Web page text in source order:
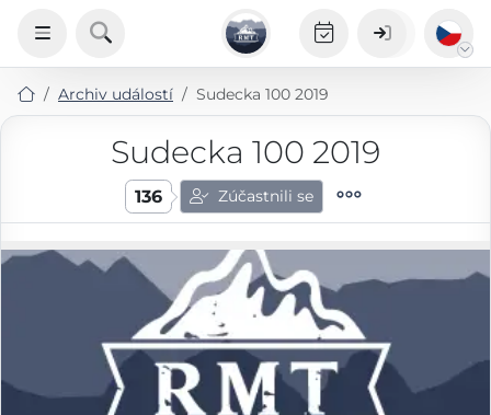
Archiv událostí Sudecka 100 2019
Sudecka 100 2019
136 Zúčastnili se